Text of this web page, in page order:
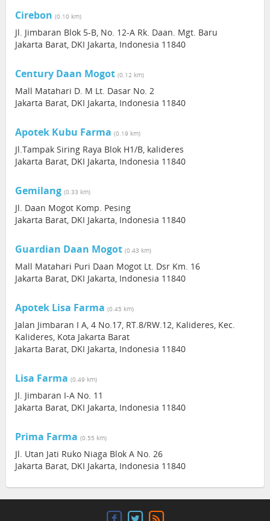
Cirebon (0.10 km)
Jl. Jimbaran Blok 5-B, No. 12-A Rk. Daan. Mgt. Baru
Jakarta Barat, DKI Jakarta, Indonesia 11840
Century Daan Mogot (0.12 km)
Mall Matahari D. M Lt. Dasar No. 2
Jakarta Barat, DKI Jakarta, Indonesia 11840
Apotek Kubu Farma (0.19 km)
Jl.Tampak Siring Raya Blok H1/B, kalideres
Jakarta Barat, DKI Jakarta, Indonesia 11840
Gemilang (0.33 km)
Jl. Daan Mogot Komp. Pesing
Jakarta Barat, DKI Jakarta, Indonesia 11840
Guardian Daan Mogot (0.43 km)
Mall Matahari Puri Daan Mogot Lt. Dsr Km. 16
Jakarta Barat, DKI Jakarta, Indonesia 11840
Apotek Lisa Farma (0.45 km)
Jalan Jimbaran I A, 4 No.17, RT.8/RW.12, Kalideres, Kec.
Kalideres, Kota Jakarta Barat
Jakarta Barat, DKI Jakarta, Indonesia 11840
Lisa Farma (0.49 km)
Jl. Jimbaran I-A No. 11
Jakarta Barat, DKI Jakarta, Indonesia 11840
Prima Farma (0.55 km)
Jl. Utan Jati Ruko Niaga Blok A No. 26
Jakarta Barat, DKI Jakarta, Indonesia 11840